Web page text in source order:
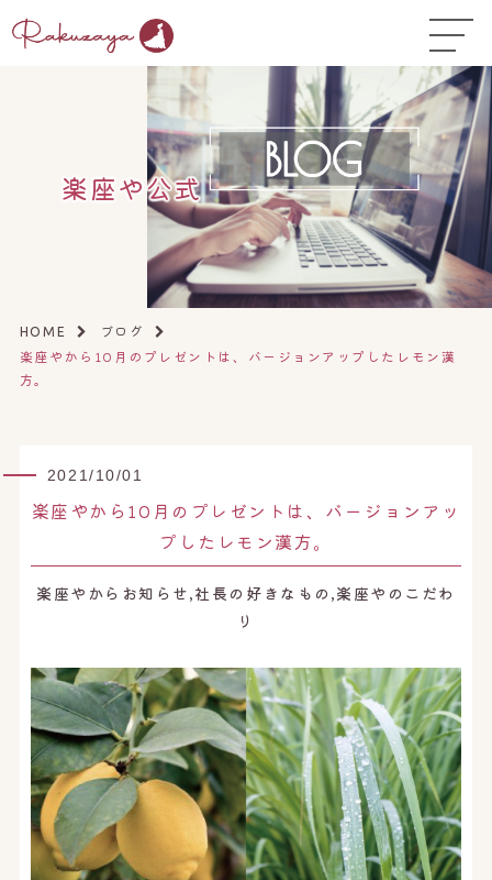
TOP
はじめての方へ
コース料金
よくある質問
お悩み温活ガイド▼
店舗一覧▼
オンラインストア
オンライン予約はこちら
楽座や公式
HOME
ブログ
楽座やから10月のプレゼントは、バージョンアップしたレモン漢
方。
2021/10/01
楽座やから10月のプレゼントは、バージョンアッ
プしたレモン漢方。
楽座やからお知らせ,社長の好きなもの,楽座やのこだわ
り